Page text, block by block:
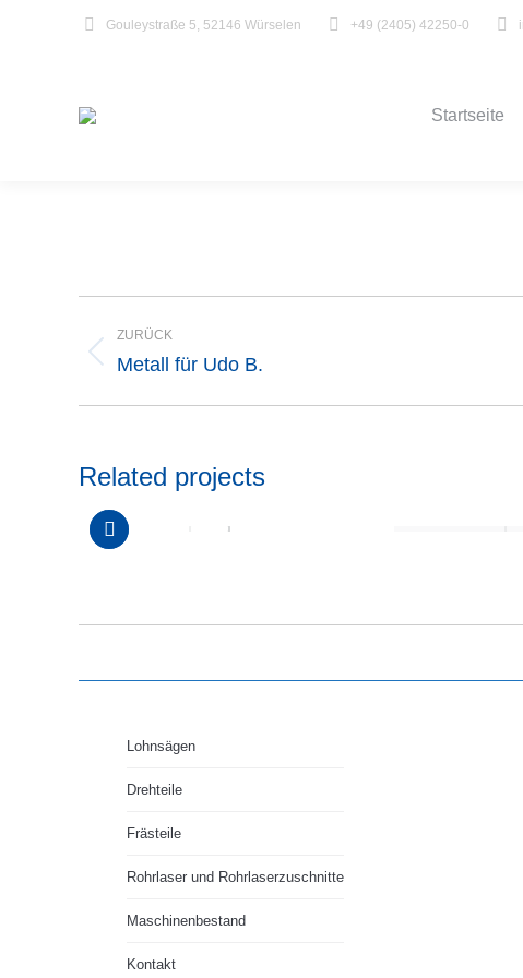
Gouleystraße 5, 52146 Würselen +49 (2405) 42250-0
Startseite
Project
navigation
ZURÜCK
Previous
Metall für Udo B.
Related projects
Lohnsägen
Drehteile
Frästeile
Rohrlaser und Rohrlaserzuschnitte
Maschinenbestand
Kontakt